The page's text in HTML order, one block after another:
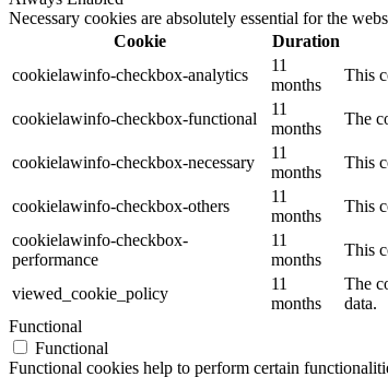
Necessary cookies are absolutely essential for the
Cookie
Duration
cookielawinfo-checkbox-analytics
11
months
This
cookielawinfo-checkbox-functional
11
months
The
cookielawinfo-checkbox-necessary
11
months
This
cookielawinfo-checkbox-others
11
months
This
cookielawinfo-checkbox-
performance
11
months
This
viewed_cookie_policy
11
months
The
data.
Functional
Functional
Functional cookies help to perform certain